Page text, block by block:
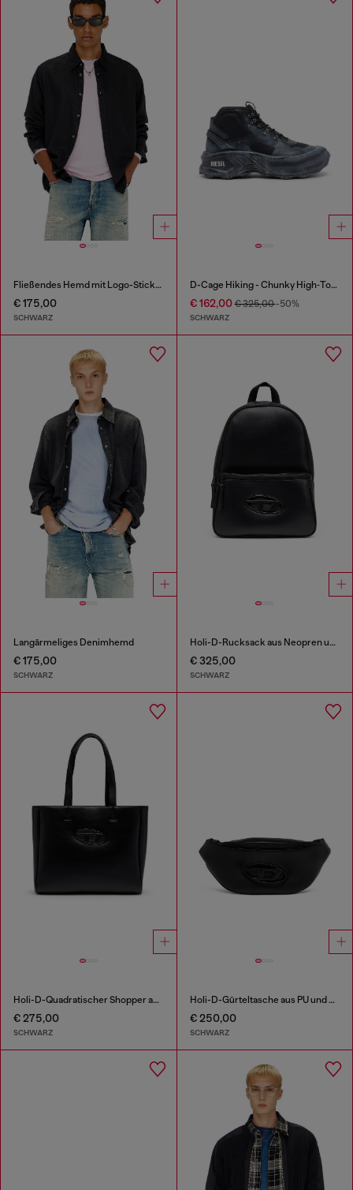
Fließendes Hemd mit Logo-Stickerei
€ 175,00
SCHWARZ
D-Cage Hiking - Chunky High‑Top Sneaker
€ 162,00€ 325,00-50%
SCHWARZ
Langärmeliges Denimhemd
€ 175,00
SCHWARZ
Holi-D-Rucksack aus Neopren und PU
€ 325,00
SCHWARZ
Holi-D-Quadratischer Shopper aus gebondetem Neopren
€ 275,00
SCHWARZ
Holi-D-Gürteltasche aus PU und Neopren
€ 250,00
SCHWARZ